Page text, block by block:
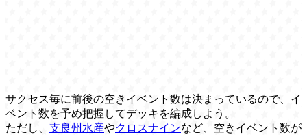
サクセス毎に前後の空きイベント数は決まっているので、イ
ベント数を予め把握してデッキを編成しよう。
ただし、 支良州水産やクロスナインなど、空きイベント数が